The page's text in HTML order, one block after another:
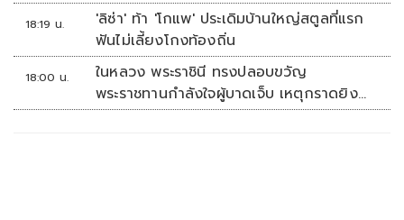
18:19 น.
'ลิซ่า' ท้า 'โกแพ' ประเดิมบ้านใหญ่สตูลที่แรก
ฟันไม่เลี้ยงโกงท้องถิ่น
18:00 น.
ในหลวง พระราชินี ทรงปลอบขวัญ
พระราชทานกำลังใจผู้บาดเจ็บ เหตุกราดยิง
รร.เทพศิรินทร์นนทบุรี